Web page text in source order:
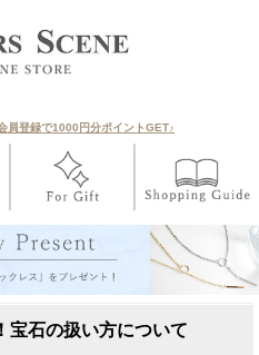
員登録で1000円分ポイントGET♪
宝石の扱い方について